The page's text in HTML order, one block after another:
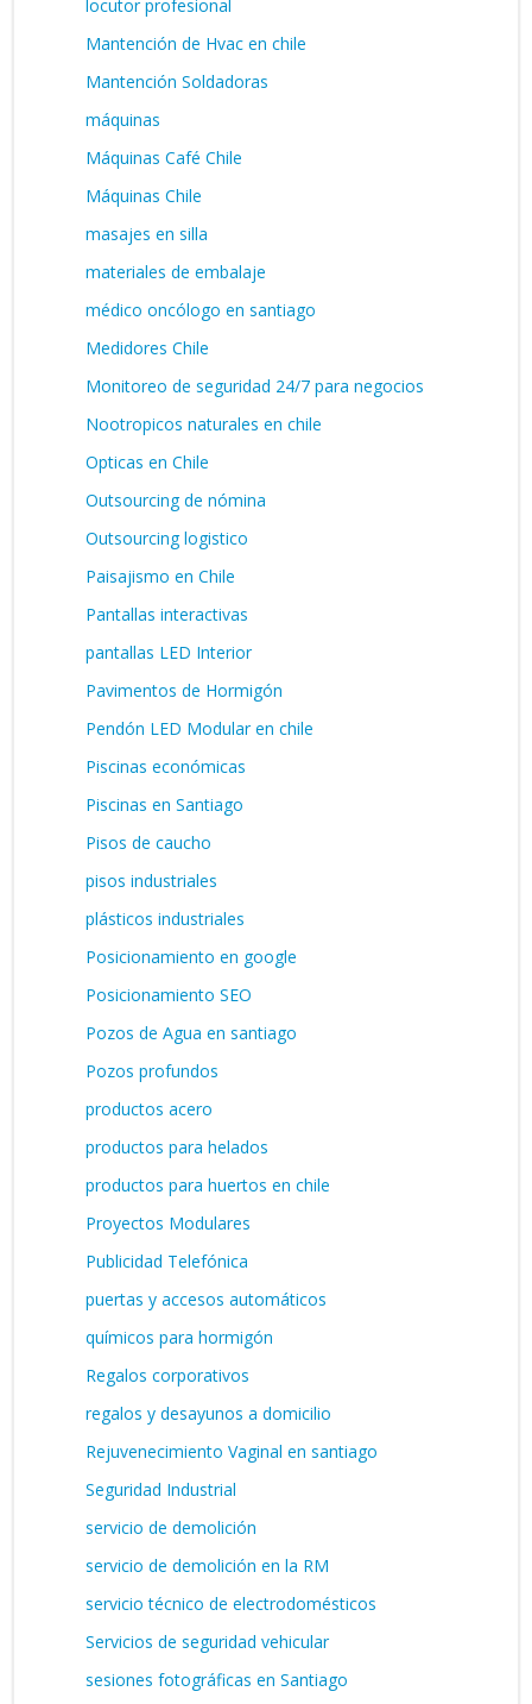
locutor profesional
Mantención de Hvac en chile
Mantención Soldadoras
máquinas
Máquinas Café Chile
Máquinas Chile
masajes en silla
materiales de embalaje
médico oncólogo en santiago
Medidores Chile
Monitoreo de seguridad 24/7 para negocios
Nootropicos naturales en chile
Opticas en Chile
Outsourcing de nómina
Outsourcing logistico
Paisajismo en Chile
Pantallas interactivas
pantallas LED Interior
Pavimentos de Hormigón
Pendón LED Modular en chile
Piscinas económicas
Piscinas en Santiago
Pisos de caucho
pisos industriales
plásticos industriales
Posicionamiento en google
Posicionamiento SEO
Pozos de Agua en santiago
Pozos profundos
productos acero
productos para helados
productos para huertos en chile
Proyectos Modulares
Publicidad Telefónica
puertas y accesos automáticos
químicos para hormigón
Regalos corporativos
regalos y desayunos a domicilio
Rejuvenecimiento Vaginal en santiago
Seguridad Industrial
servicio de demolición
servicio de demolición en la RM
servicio técnico de electrodomésticos
Servicios de seguridad vehicular
sesiones fotográficas en Santiago